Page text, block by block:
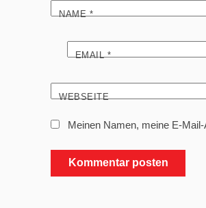
NAME*
EMAIL*
WEBSEITE
Meinen Namen, meine E-